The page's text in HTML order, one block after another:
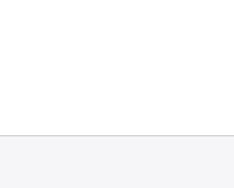
да се свържем с вас!